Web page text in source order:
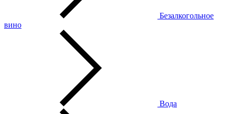
Безалкогольное
вино
Вода